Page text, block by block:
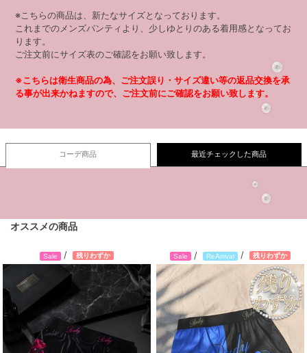
※こちらの商品は、新たなサイズとなっております。
これまでのメンズパンティより、少しゆとりのある着用感となってお
ります。
ご注文前にサイズ表のご確認をお願い致します。
※こちらは衛生商品の為、ご注文誤り・サイズ違い等の返品交換を承
る事が出来かねますので、ご注文前にご確認をお願い致します。
コーデ商品 最近チェックした商品
オススメの商品
Sale / 残りわずか Sale / ReArrival / 残りわずか